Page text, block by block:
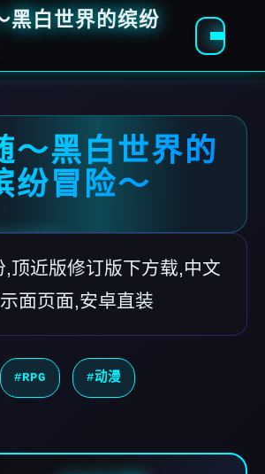
黑白世界的缤纷
～黑白世界的
纷冒险～
,顶近版修订版下方载,中文
面页面,安卓直装
#RPG #动漫